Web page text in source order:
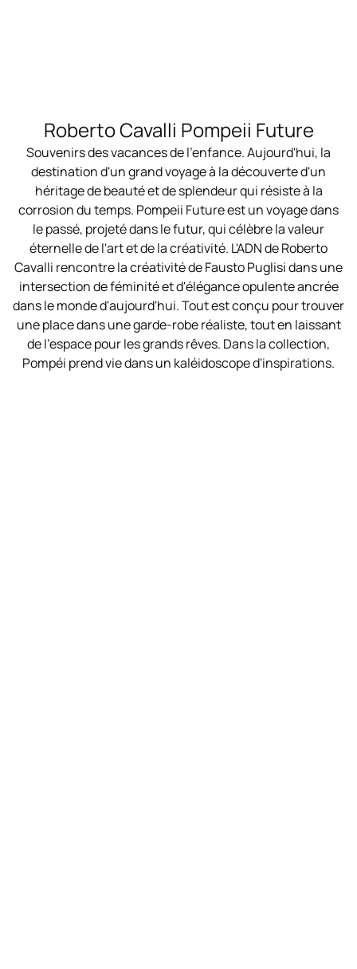
Roberto Cavalli Pompeii Future
Souvenirs des vacances de l'enfance. Aujourd'hui, la
destination d'un grand voyage à la découverte d'un
héritage de beauté et de splendeur qui résiste à la
corrosion du temps. Pompeii Future est un voyage dans
le passé, projeté dans le futur, qui célèbre la valeur
éternelle de l'art et de la créativité. L'ADN de Roberto
Cavalli rencontre la créativité de Fausto Puglisi dans une
intersection de féminité et d'élégance opulente ancrée
dans le monde d'aujourd'hui. Tout est conçu pour trouver
une place dans une garde-robe réaliste, tout en laissant
de l'espace pour les grands rêves. Dans la collection,
Pompéi prend vie dans un kaléidoscope d'inspirations.